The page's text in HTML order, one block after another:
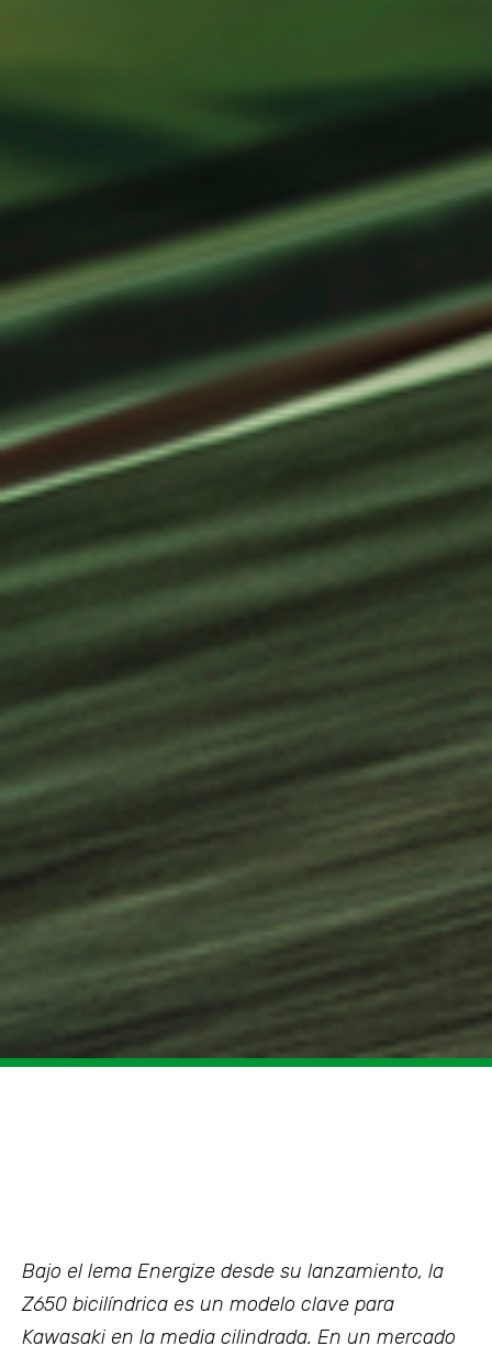
Bajo el lema Energize desde su lanzamiento, la
Z650 bicilíndrica es un modelo clave para
Kawasaki en la media cilindrada. En un mercado